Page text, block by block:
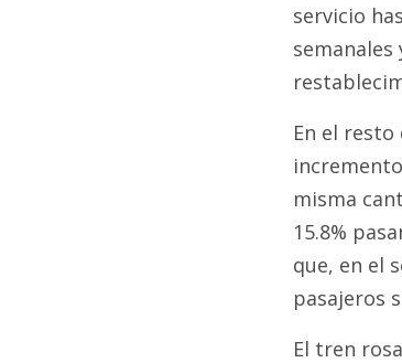
servicio
semanales
En el
misma
15.8%
que, en el
pasajeros
El tren